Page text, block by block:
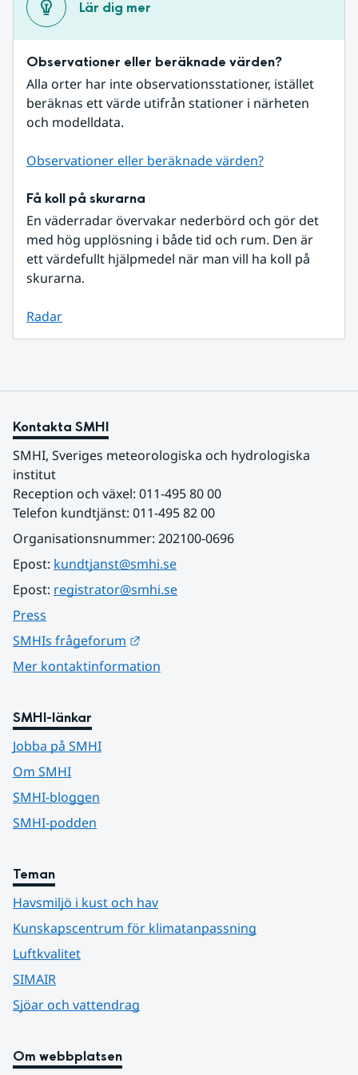
Lär dig mer
Observationer eller beräknade värden?
Alla orter har inte observationsstationer, istället
beräknas ett värde utifrån stationer i närheten
och modelldata.
Observationer eller beräknade värden?
Få koll på skurarna
En väderradar övervakar nederbörd och gör det
med hög upplösning i både tid och rum. Den är
ett värdefullt hjälpmedel när man vill ha koll på
skurarna.
Radar
Kontakta SMHI
SMHI, Sveriges meteorologiska och hydrologiska
institut
Reception och växel: 011-495 80 00
Telefon kundtjänst: 011-495 82 00
Organisationsnummer: 202100-0696
Epost: kundtjanst@smhi.se
Epost: registrator@smhi.se
Press
SMHIs frågeforum
Mer kontaktinformation
SMHI-länkar
Jobba på SMHI
Om SMHI
SMHI-bloggen
SMHI-podden
Teman
Havsmiljö i kust och hav
Kunskapscentrum för klimatanpassning
Luftkvalitet
SIMAIR
Sjöar och vattendrag
Om webbplatsen